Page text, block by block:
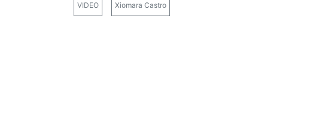
VIDEO Xiomara Castro